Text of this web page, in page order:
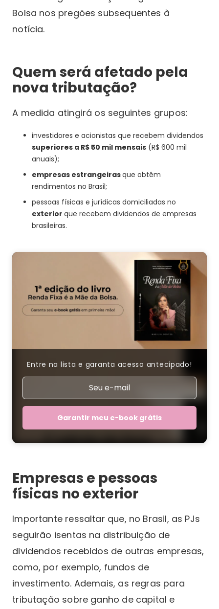
Bolsa nos pregões subsequentes à
notícia.
Quem será afetado pela
nova tributação?
A medida atingirá os seguintes grupos:
investidores e acionistas que recebem dividendos
superiores a R$ 50 mil mensais (R$ 600 mil
anuais);
empresas estrangeirasque obtêm
rendimentos no Brasil;
pessoas físicas e jurídicas domiciliadas no
exteriorque recebem dividendos de empresas
brasileiras.
Entre na lista e garanta acesso antecipado!
Garantir meu e-book grátis
Empresas e pessoas
físicas no exterior
Importante ressaltar que, no Brasil, as PJs
seguirão isentas na distribuição de
dividendos recebidos de outras empresas,
como, por exemplo, fundos de
investimento. Ademais, as regras para
tributação sobre ganho de capital e